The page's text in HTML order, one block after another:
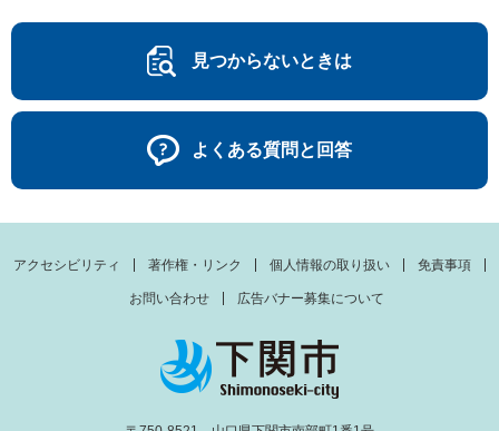
見つからないときは
よくある質問と回答
アクセシビリティ 著作権・リンク 個人情報の取り扱い 免責事項
お問い合わせ 広告バナー募集について